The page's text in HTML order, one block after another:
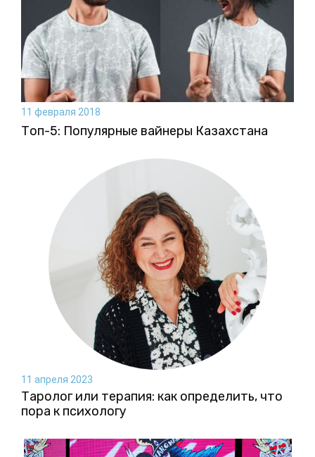
11 февраля 2018
Топ-5: Популярные вайнеры Казахстана
11 апреля 2023
Таролог или терапия: как определить, что
пора к психологу